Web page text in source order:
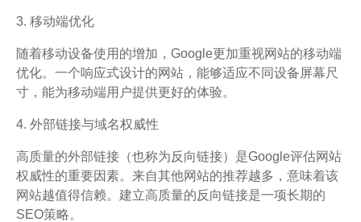
3. 移动端优化
随着移动设备使用的增加，Google更加重视网站的移动端
优化。一个响应式设计的网站，能够适应不同设备屏幕尺
寸，能为移动端用户提供更好的体验。
4. 外部链接与域名权威性
高质量的外部链接（也称为反向链接）是Google评估网站
权威性的重要因素。来自其他网站的推荐越多，意味着该
网站越值得信赖。建立高质量的反向链接是一项长期的
SEO策略。